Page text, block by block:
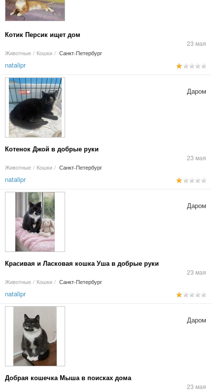
Котик Персик ищет дом
23 мая
Животные / Кошки / Санкт-Петербург
natalipr
Котенок Джой в добрые руки
23 мая
Животные / Кошки / Санкт-Петербург
Даром
natalipr
Красивая и Ласковая кошка Уша в добрые руки
23 мая
Животные / Кошки / Санкт-Петербург
Даром
natalipr
Добрая кошечка Мыша в поисках дома
23 мая
Даром